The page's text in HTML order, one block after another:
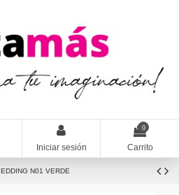
Iniciar sesión
0
Carrito
N01 VERDE